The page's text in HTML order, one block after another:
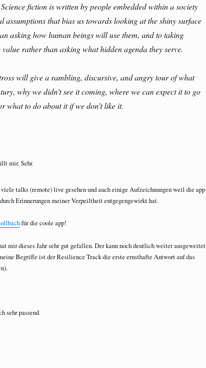
fiction is written by people embedded within a society
assumptions that bias us towards looking at the shiny surface
asking how human beings will use them, and to taking
rather than asking what hidden agenda they serve.
will give a rambling, discursive, and angry tour of what
why we didn’t see it coming, where we can expect it to go
what to do about it if we don’t like it.
mir. Sehr.
talks (remote) live gesehen und auch einige Aufzeichnungen weil die app
Erinnerungen meiner Verpeiltheit entgegengewirkt hat.
für die coole app!
mir dieses Jahr sehr gut gefallen. Der kann noch deutlich weiter ausgeweitet
Begriffe ist der Resilience Track die erste ernsthafte Antwort auf das
sehr passend.